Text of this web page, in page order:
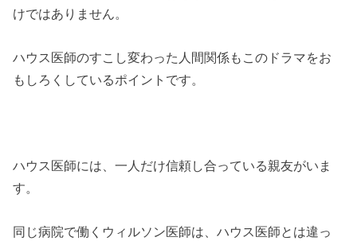
けではありません。
ハウス医師のすこし変わった人間関係もこのドラマをお
もしろくしているポイントです。
ハウス医師には、一人だけ信頼し合っている親友がいま
す。
同じ病院で働くウィルソン医師は、ハウス医師とは違っ